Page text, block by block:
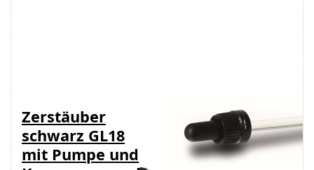
Zerstäuber
schwarz GL18
mit Pumpe und
Pipette/
zu
Braunglasflasche